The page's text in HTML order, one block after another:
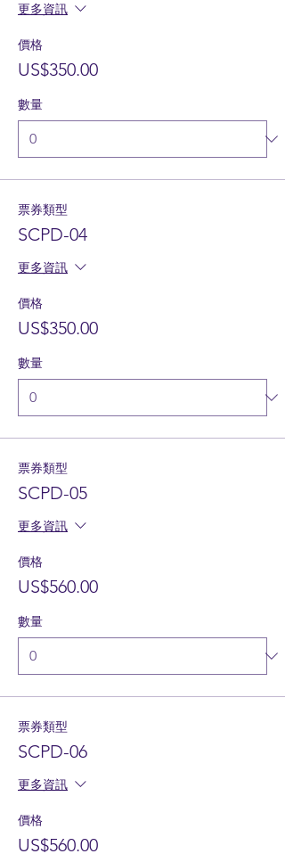
更多資訊
價格
US$350.00
數量
票券類型
SCPD-04
更多資訊
價格
US$350.00
數量
票券類型
SCPD-05
更多資訊
價格
US$560.00
數量
票券類型
SCPD-06
更多資訊
價格
US$560.00